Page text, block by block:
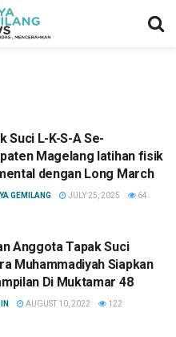
Suci L-K-S-A Se-
Magelang latihan fisik
dengan Long March
GEMILANG JULY 25, 2025 64
Anggota Tapak Suci
Muhammadiyah Siapkan
Di Muktamar 48
AUGUST 10, 2022 122